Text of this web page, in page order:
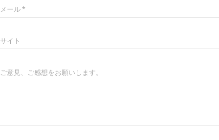
メール*
サイト
ご意見、ご感想をお願いします。